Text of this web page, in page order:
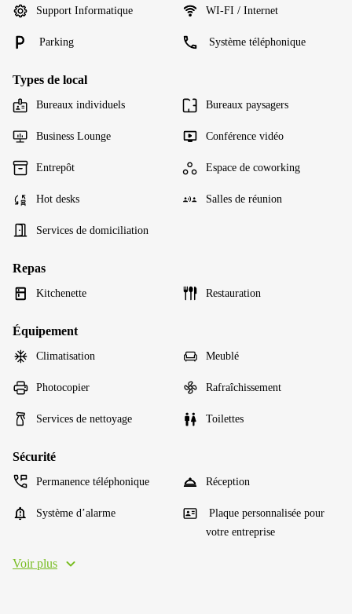
Support Informatique WI-FI / Internet
Parking Système téléphonique
Types de local
Bureaux individuels Bureaux paysagers
Business Lounge Conférence vidéo
Entrepôt Espace de coworking
Hot desks Salles de réunion
Services de domiciliation
Repas
Kitchenette Restauration
Équipement
Climatisation Meublé
Photocopier Rafraîchissement
Services de nettoyage Toilettes
Sécurité
Permanence téléphonique Réception
Système d’alarme
Plaque personnalisée pour
votre entreprise
Voir plus